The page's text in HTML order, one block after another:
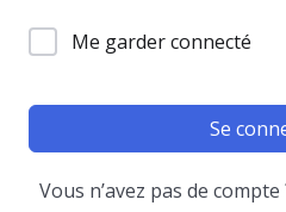
Me garder connecté
Se
Vous n’avez pas de compte